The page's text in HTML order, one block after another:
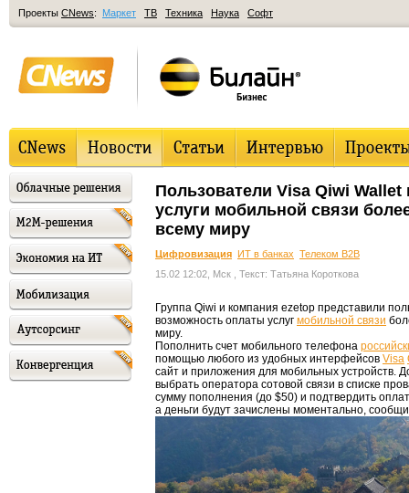
Проекты CNews: Маркет ТВ Техника Наука Софт
Пользователи Visa Qiwi Wallet
услуги мобильной связи
всему миру
Цифровизация ИТ в банках Телеком B2B
15.02 12:02, Мск , Текст: Татьяна Короткова
Группа Qiwi и компания ezetop представили
возможность оплаты услуг мобильной связи
миру.
Пополнить счет мобильного телефона
помощью любого из удобных интерфейсов Visa
сайт и приложения для мобильных устройств.
выбрать оператора сотовой связи в списке
сумму пополнения (до $50) и подтвердить
а деньги будут зачислены моментально,